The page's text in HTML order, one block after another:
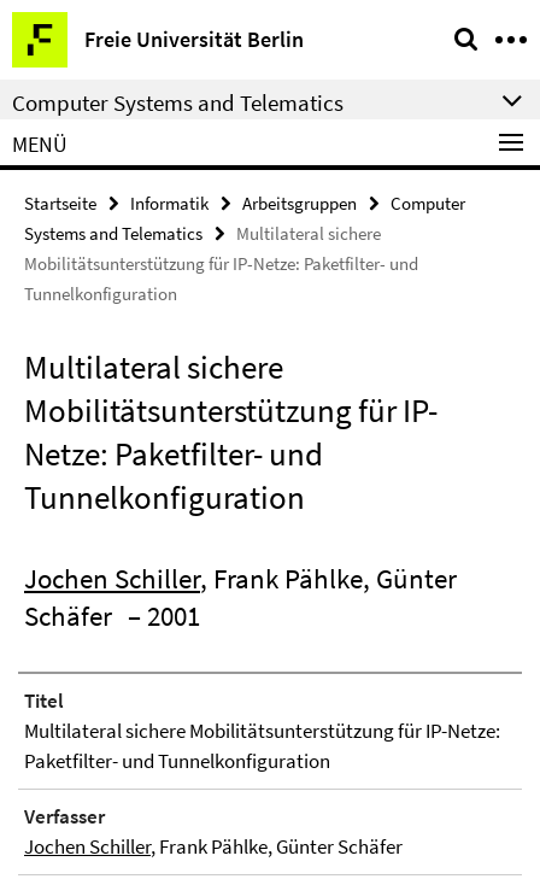
Springe
direkt
zu
Inhalt
Freie Universität Berlin
Service-
Navigation
Computer Systems and Telematics
MENÜ
Startseite Informatik Arbeitsgruppen
Computer
Systems and Telematics
Multilateral sichere
Mobilitätsunterstützung für IP-Netze: Paketfilter- und
Tunnelkonfiguration
Multilateral sichere
Mobilitätsunterstützung für IP-
Netze: Paketfilter- und
Tunnelkonfiguration
Jochen Schiller, Frank Pählke, Günter
Schäfer – 2001
Titel
Multilateral sichere Mobilitätsunterstützung für IP-Netze:
Paketfilter- und Tunnelkonfiguration
Verfasser
Jochen Schiller, Frank Pählke, Günter Schäfer